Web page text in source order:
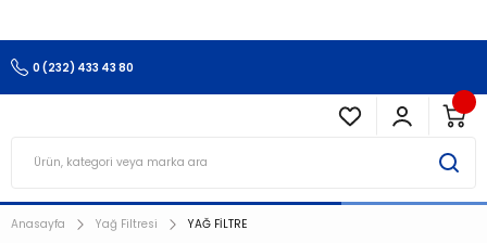
0 (232) 433 43 80
Anasayfa Yağ Filtresi YAĞ FİLTRE